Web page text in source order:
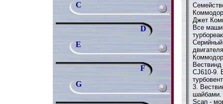
C
D
E
F
G
Джет
Все
CJ610-9.
3.
шайбами.
Scan -